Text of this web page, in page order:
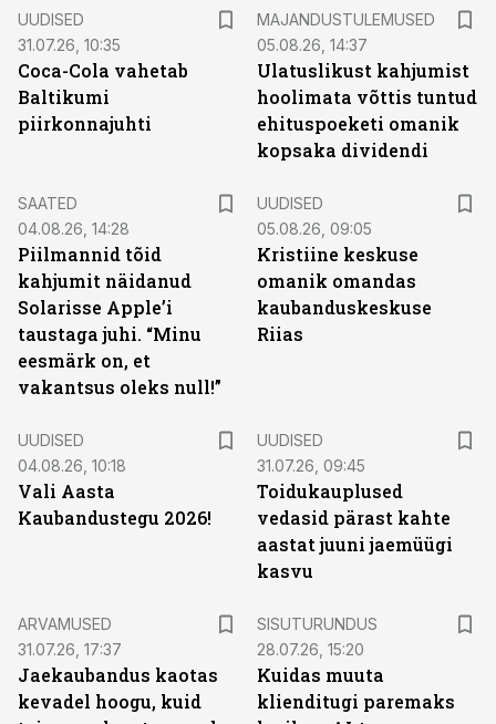
UUDISED
31.07.26, 10:35
Coca-Cola vahetab
Baltikumi
piirkonnajuhti
MAJANDUSTULEMUSED
05.08.26, 14:37
Ulatuslikust kahjumist
hoolimata võttis tuntud
ehituspoeketi omanik
kopsaka dividendi
SAATED
04.08.26, 14:28
Piilmannid tõid
kahjumit näidanud
Solarisse Apple’i
taustaga juhi. “Minu
eesmärk on, et
vakantsus oleks null!”
UUDISED
05.08.26, 09:05
Kristiine keskuse
omanik omandas
kaubanduskeskuse
Riias
UUDISED
04.08.26, 10:18
Vali Aasta
Kaubandustegu 2026!
UUDISED
31.07.26, 09:45
Toidukauplused
vedasid pärast kahte
aastat juuni jaemüügi
kasvu
ARVAMUSED
31.07.26, 17:37
Jaekaubandus kaotas
kevadel hoogu, kuid
SISUTURUNDUS
28.07.26, 15:20
Kuidas muuta
klienditugi paremaks